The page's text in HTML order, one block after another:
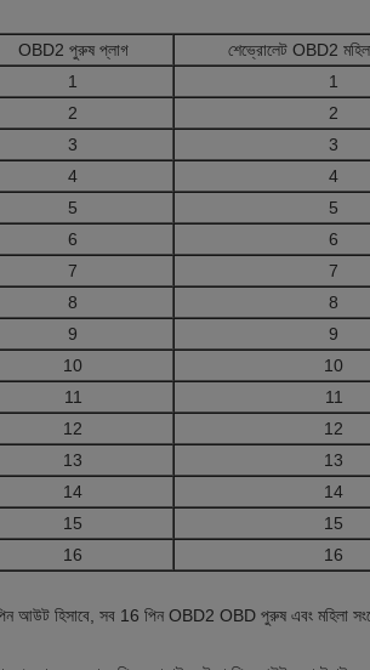
OBD2 পুরুষ প্লাগ শেভ্রোলেট OBD2
1
1
2
2
3
3
4
4
5
5
6
6
7
7
8
8
9
9
10
10
11
11
12
12
13
13
14
14
15
15
16
16
আউট হিসাবে, সব 16 পিন OBD2 OBD পুরুষ এবং মহিলা